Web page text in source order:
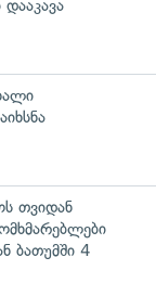
თვიდან
ბათუმში 4